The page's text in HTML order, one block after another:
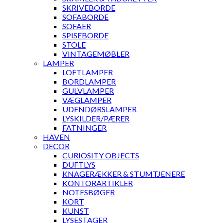
SKRIVEBORDE
SOFABORDE
SOFAER
SPISEBORDE
STOLE
VINTAGEMØBLER
LAMPER
LOFTLAMPER
BORDLAMPER
GULVLAMPER
VÆGLAMPER
UDENDØRSLAMPER
LYSKILDER/PÆRER
FATNINGER
HAVEN
DECOR
CURIOSITY OBJECTS
DUFTLYS
KNAGERÆKKER & STUMTJENERE
KONTORARTIKLER
NOTESBØGER
KORT
KUNST
LYSESTAGER